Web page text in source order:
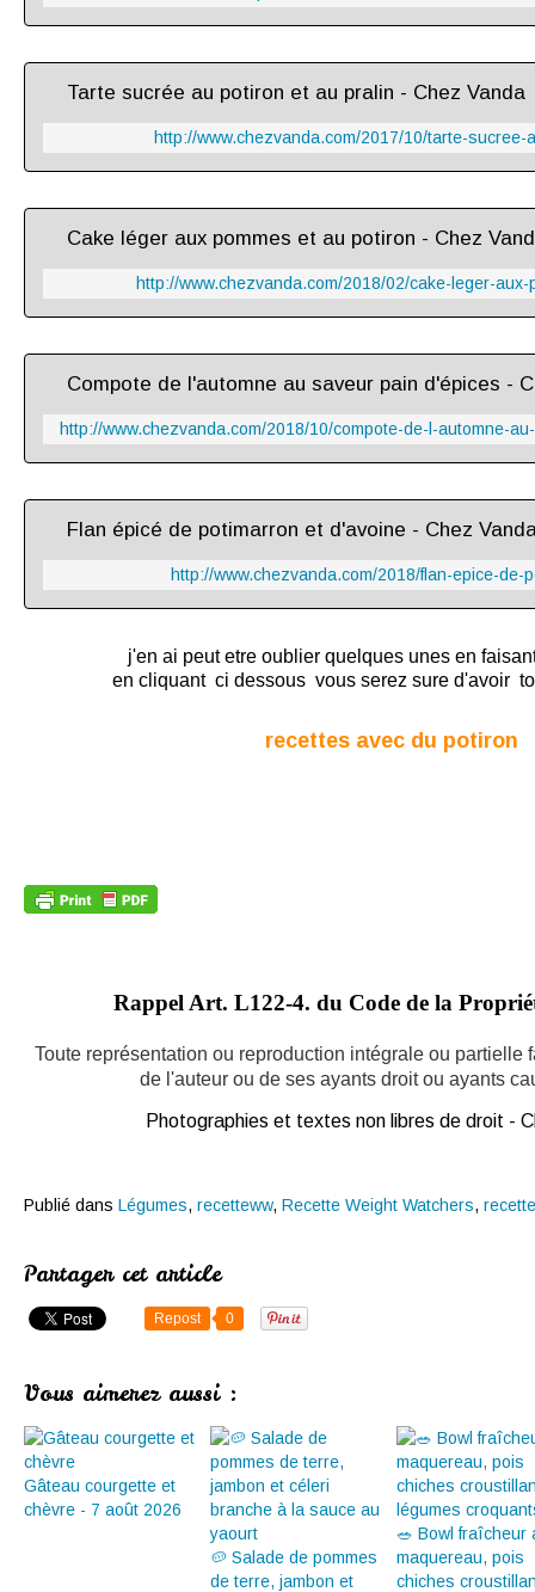
Tarte sucrée au potiron et au pralin - Chez Vanda
http://www.chezvanda.com/2017/10/tarte-
Cake léger aux pommes et au potiron - Chez
http://www.chezvanda.com/2018/02/cake-leger-
Compote de l'automne au saveur pain d'épices -
http://www.chezvanda.com/2018/10/compote-de-l-automne-
Flan épicé de potimarron et d'avoine - Chez
http://www.chezvanda.com/2018/flan-epice-de-
j'en ai peut etre oublier quelques unes en
en cliquant ci dessous vous serez sure d'avoir
recettes avec du potiron
Rappel Art. L122-4. du Code de la
Toute représentation ou reproduction intégrale ou partielle
de l'auteur ou de ses ayants droit ou ayants
Photographies et textes non libres de droit -
Publié dans Légumes, recetteww, Recette Weight Watchers,
Partager cet article
Repost 0
Vous aimerez aussi :
Gâteau courgette et
chèvre - 7 août 2026
🥔 Salade de pommes
de terre, jambon et
🥗 Bowl fraîcheur
maquereau, pois
chiches